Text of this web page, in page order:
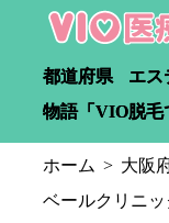
都道府県
エス
物語「VIO脱毛
ホーム 大阪
ベールクリニッ